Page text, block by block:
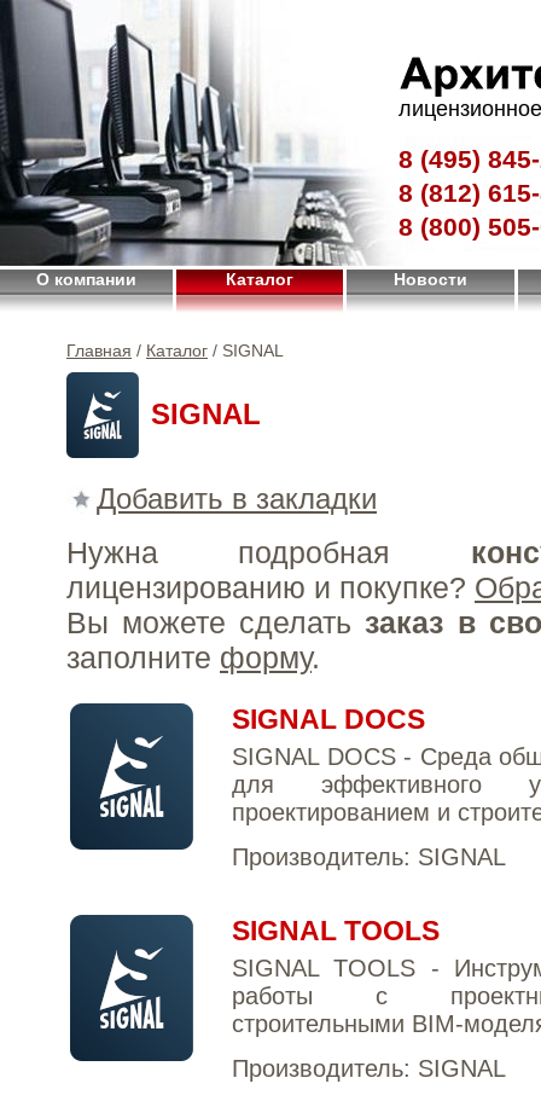
8 (495)
8 (812)
8 (800)
О компании Каталог Новости
Главная / Каталог / SIGNAL
SIGNAL
Добавить в закладки
Нужна подробная
лицензированию и покупке?
Вы можете сделать заказ в
заполните форму.
SIGNAL DOCS
SIGNAL DOCS - Среда
для эффективного
проектированием и
Производитель: SIGNAL
SIGNAL TOOLS
SIGNAL TOOLS -
работы с
строительными BIM-
Производитель: SIGNAL